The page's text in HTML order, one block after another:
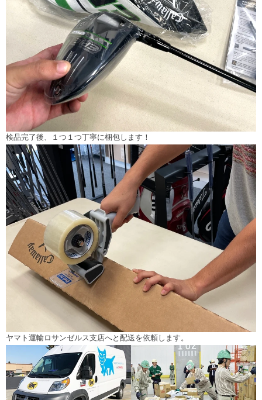
検品完了後、１つ１つ丁寧に梱包します！
ヤマト運輸ロサンゼルス支店へと配送を依頼します。